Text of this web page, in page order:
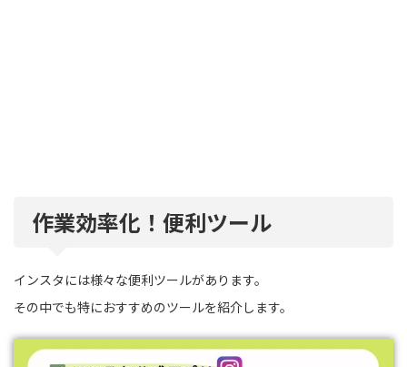
作業効率化！便利ツール
インスタには様々な便利ツールがあります。
その中でも特におすすめのツールを紹介します。